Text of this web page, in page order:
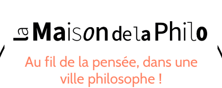
content
Au fil de la pensée, dans une
ville philosophe !